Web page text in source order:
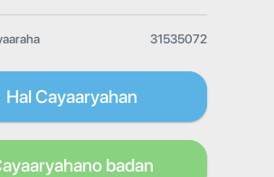
31535072
Hal Cayaaryahan
badan